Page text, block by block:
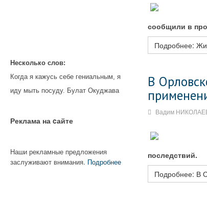
сообщили в
Подробнее:
В
Вадим
последствий.
Подробнее: В
Несколько слов:
Когда я кажусь себе гениальным, я
иду мыть посуду. Булат Окуджава
Реклама на cайте
Наши рекламные предложения
заслуживают внимания. Подробнее